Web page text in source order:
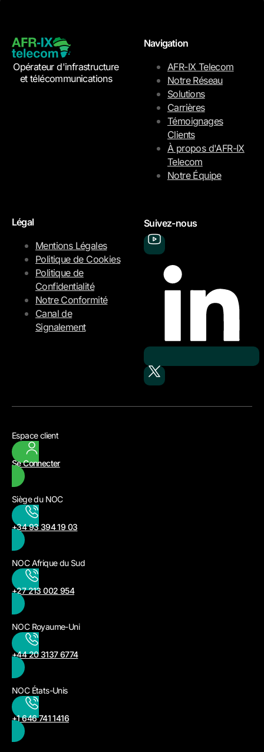
Opérateur d'infrastructure
et télécommunications
Navigation
AFR-IX Telecom
Notre Réseau
Solutions
Carrières
Témoignages
Clients
À propos d'AFR-IX
Telecom
Notre Équipe
Légal
Mentions Légales
Politique de Cookies
Politique de
Confidentialité
Notre Conformité
Canal de
Signalement
Suivez-nous
Espace client
Se Connecter
Siège du NOC
+34 93 394 19 03
NOC Afrique du Sud
+27 213 002 954
NOC Royaume-Uni
+44 20 3137 6774
NOC États-Unis
+1 646 741 1416